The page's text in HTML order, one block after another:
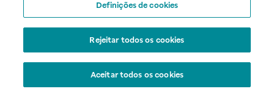
Definições de cookies
Rejeitar todos os cookies
Aceitar todos os cookies